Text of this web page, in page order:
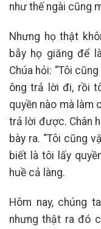
như thế ngài cũng
Nhưng họ thật
bẫy họ giăng để
Chúa hỏi: “Tôi
ông trả lời đi, rồi
quyền nào mà làm
trả lời được. Chân
bày ra. “Tôi cũng
biết là tôi lấy
huề cả làng.
Hôm nay, chúng
nhưng thật ra đó